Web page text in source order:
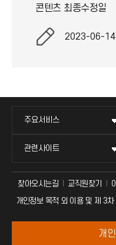
콘텐츠 최종수정일
2023-06-14
주요서비스
관련사이트
찾아오시는길 교직원찾기
개인정보 목적 외 이용 및 제 3
개